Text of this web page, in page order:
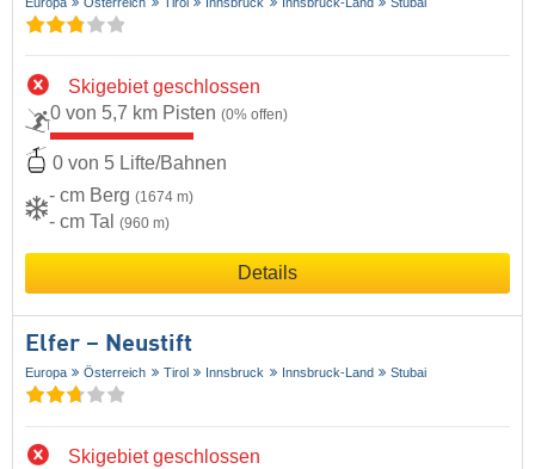
Skigebiet geschlossen
0 von 5,7 km Pisten (0% offen)
0 von 5 Lifte/Bahnen
- cm Berg (1674 m)
- cm Tal (960 m)
Details
Elfer – Neustift
Europa Österreich Tirol Innsbruck Innsbruck-Land Stubai
Skigebiet geschlossen